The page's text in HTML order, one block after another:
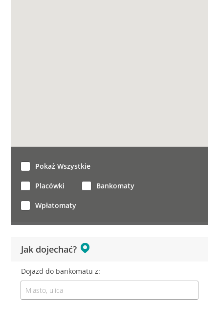
Jak dojechać?
Dojazd do bankomatu z:
Pokaż Wszystkie
Placówki Bankomaty
Wpłatomaty